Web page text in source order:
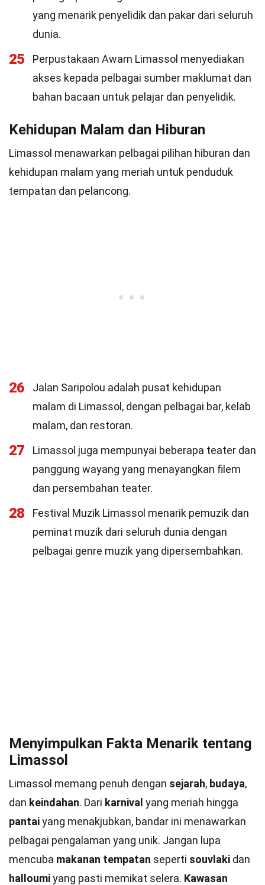
yang menarik penyelidik dan pakar dari seluruh
dunia.
25
Perpustakaan Awam Limassol menyediakan
akses kepada pelbagai sumber maklumat dan
bahan bacaan untuk pelajar dan penyelidik.
Kehidupan Malam dan Hiburan
Limassol menawarkan pelbagai pilihan hiburan dan
kehidupan malam yang meriah untuk penduduk
tempatan dan pelancong.
26
Jalan Saripolou adalah pusat kehidupan
malam di Limassol, dengan pelbagai bar, kelab
malam, dan restoran.
27
Limassol juga mempunyai beberapa teater dan
panggung wayang yang menayangkan filem
dan persembahan teater.
28
Festival Muzik Limassol menarik pemuzik dan
peminat muzik dari seluruh dunia dengan
pelbagai genre muzik yang dipersembahkan.
Menyimpulkan Fakta Menarik tentang
Limassol
Limassol memang penuh dengan sejarah, budaya,
dan keindahan. Dari karnival yang meriah hingga
pantaiyang menakjubkan, bandar ini menawarkan
pelbagai pengalaman yang unik. Jangan lupa
mencuba makanan tempatan seperti souvlaki dan
halloumiyang pasti memikat selera. Kawasan